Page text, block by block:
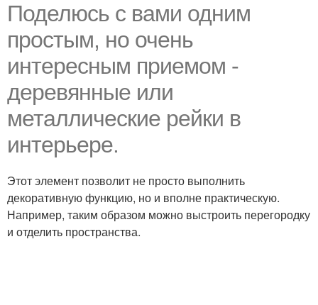
Поделюсь с вами одним
простым, но очень
интересным приемом -
деревянные или
металлические рейки в
интерьере.
Этот элемент позволит не просто выполнить
декоративную функцию, но и вполне практическую.
Например, таким образом можно выстроить перегородку
и отделить пространства.